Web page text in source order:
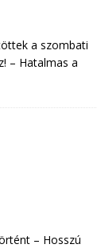
a szombati
– Hatalmas a
– Hosszú